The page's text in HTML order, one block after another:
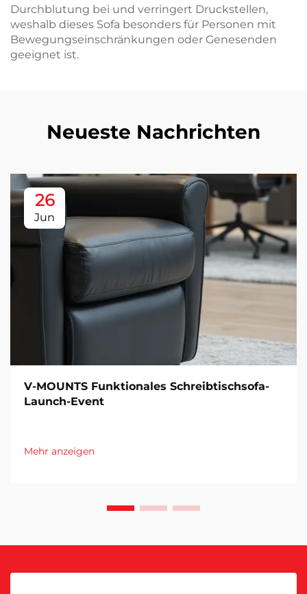
Durchblutung bei und verringert Druckstellen,
weshalb dieses Sofa besonders für Personen mit
Bewegungseinschränkungen oder Genesenden
geeignet ist.
Neueste Nachrichten
26
Jun
V-MOUNTS Funktionales Schreibtischsofa-
Launch-Event
Mehr anzeigen